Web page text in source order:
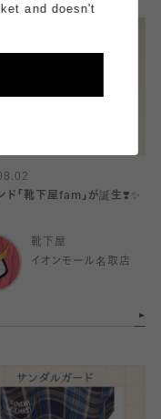
ド「靴下屋fam」が誕生❣️✨
靴下屋
イオンモール名取店
and doesn't